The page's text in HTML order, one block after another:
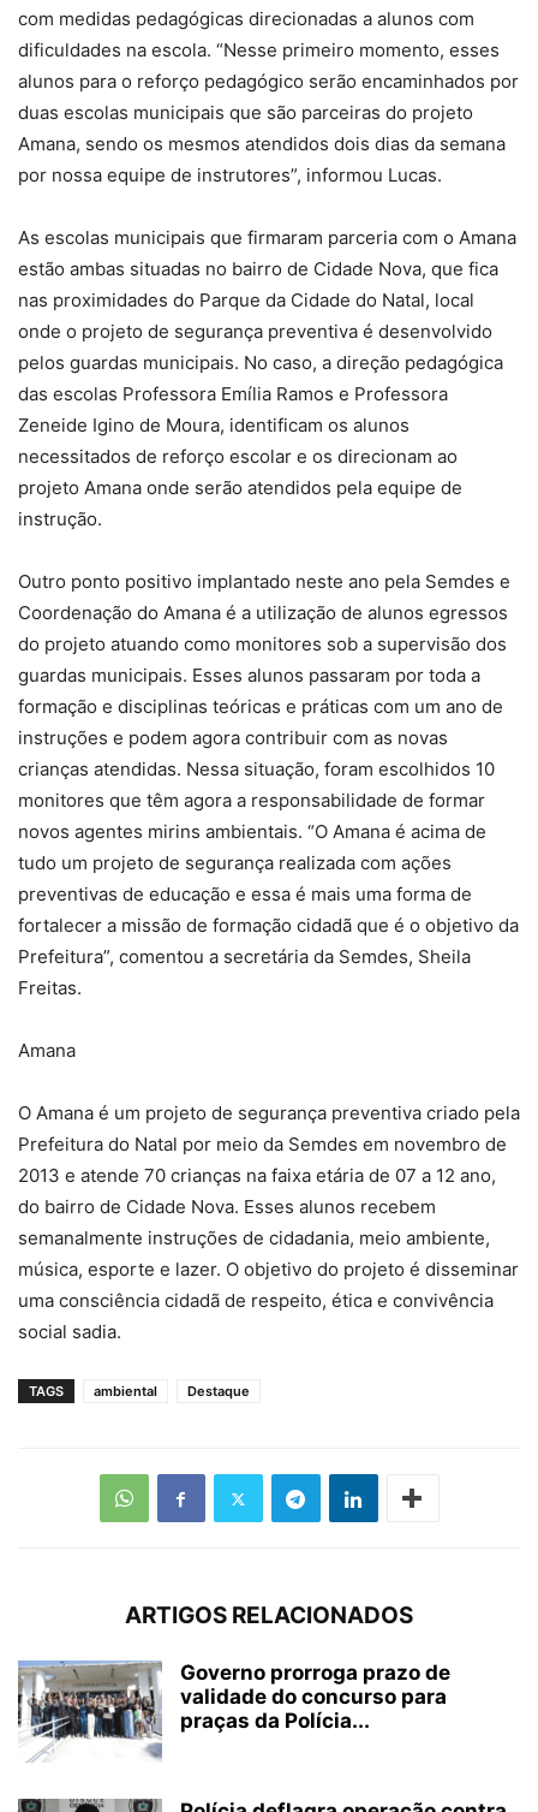
com medidas pedagógicas direcionadas a alunos com
dificuldades na escola. “Nesse primeiro momento, esses
alunos para o reforço pedagógico serão encaminhados por
duas escolas municipais que são parceiras do projeto
Amana, sendo os mesmos atendidos dois dias da semana
por nossa equipe de instrutores”, informou Lucas.
As escolas municipais que firmaram parceria com o Amana
estão ambas situadas no bairro de Cidade Nova, que fica
nas proximidades do Parque da Cidade do Natal, local
onde o projeto de segurança preventiva é desenvolvido
pelos guardas municipais. No caso, a direção pedagógica
das escolas Professora Emília Ramos e Professora
Zeneide Igino de Moura, identificam os alunos
necessitados de reforço escolar e os direcionam ao
projeto Amana onde serão atendidos pela equipe de
instrução.
Outro ponto positivo implantado neste ano pela Semdes e
Coordenação do Amana é a utilização de alunos egressos
do projeto atuando como monitores sob a supervisão dos
guardas municipais. Esses alunos passaram por toda a
formação e disciplinas teóricas e práticas com um ano de
instruções e podem agora contribuir com as novas
crianças atendidas. Nessa situação, foram escolhidos 10
monitores que têm agora a responsabilidade de formar
novos agentes mirins ambientais. “O Amana é acima de
tudo um projeto de segurança realizada com ações
preventivas de educação e essa é mais uma forma de
fortalecer a missão de formação cidadã que é o objetivo da
Prefeitura”, comentou a secretária da Semdes, Sheila
Freitas.
Amana
O Amana é um projeto de segurança preventiva criado pela
Prefeitura do Natal por meio da Semdes em novembro de
2013 e atende 70 crianças na faixa etária de 07 a 12 ano,
do bairro de Cidade Nova. Esses alunos recebem
semanalmente instruções de cidadania, meio ambiente,
música, esporte e lazer. O objetivo do projeto é disseminar
uma consciência cidadã de respeito, ética e convivência
social sadia.
TAGS ambiental Destaque
ARTIGOS RELACIONADOS
Governo prorroga prazo de
validade do concurso para
praças da Polícia...